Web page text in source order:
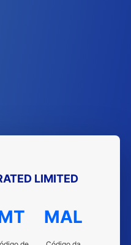
LIMITED
MAL